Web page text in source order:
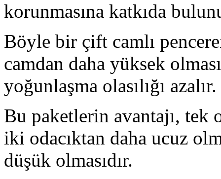
korunmasına katkıda
Böyle bir çift camlı
camdan daha yüksek
yoğunlaşma olasılığı azalır.
Bu paketlerin avantajı, tek
iki odacıktan daha ucuz
düşük olmasıdır.